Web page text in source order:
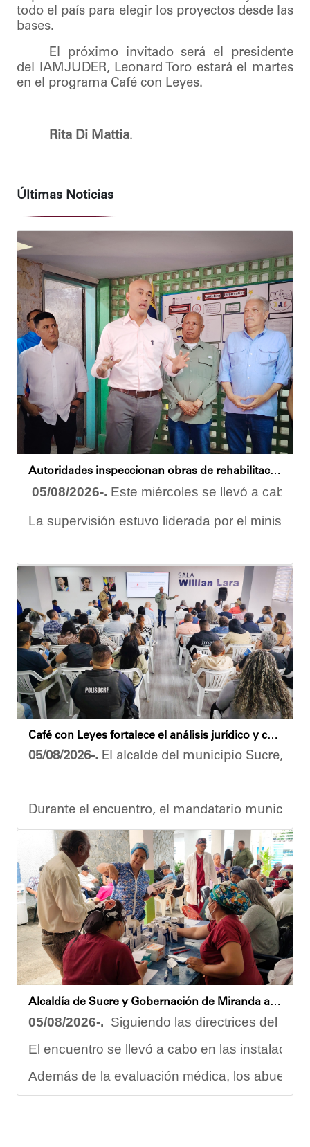
todo el país para elegir los proyectos desde las
bases.
El próximo invitado será el presidente
del IAMJUDER, Leonard Toro estará el martes
en el programa Café con Leyes.
Rita Di Mattia.
Últimas Noticias
Autoridades inspeccionan obras de rehabilitación en la U.E.N. José Antonio Calcaño en Caucagüita
05/08/2026-. Este miércoles se llevó a cabo
La supervisión estuvo liderada por el ministro
Las obras en ejecución contemplan la pintura
El alcalde Diógenes Lara expresó sus
"Damos las gracias por esta recuperación en
​Por su parte, el gobernador del estado
​"Tenemos un desafío en todo el estado
Finalmente, el ministro de Educación, Héctor
Esta jornada ratifica el esfuerzo articulado
Café con Leyes fortalece el análisis jurídico y constitucional en el municipio Sucre
05/08/2026-. El alcalde del municipio Sucre,
Durante el encuentro, el mandatario
Vladimir Blanco, abogado y participante
El programa "Café con Leyes" se consolida
Oskarina Rosso. Alcaldía de Sucre y Gobernación de Miranda atendieron a más de 100 adultos mayores en Petare
05/08/2026-. Siguiendo las directrices del
El encuentro se llevó a cabo en las
Además de la evaluación médica, los abuelos